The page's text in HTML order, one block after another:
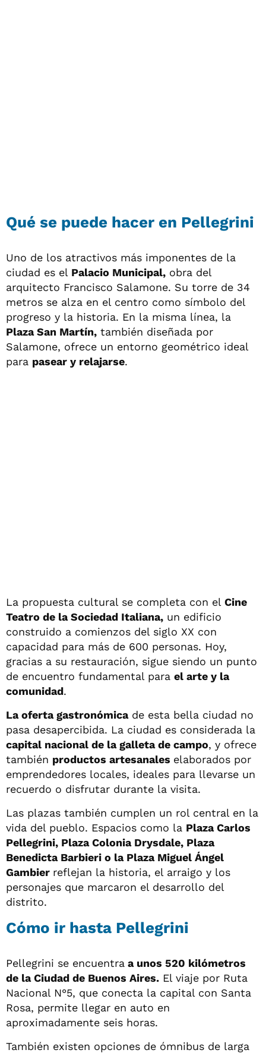
Qué se puede hacer en Pellegrini
Uno de los atractivos más imponentes de la
ciudad es el Palacio Municipal, obra del
arquitecto Francisco Salamone. Su torre de 34
metros se alza en el centro como símbolo del
progreso y la historia. En la misma línea, la
Plaza San Martín, también diseñada por
Salamone, ofrece un entorno geométrico ideal
para pasear y relajarse.
La propuesta cultural se completa con el Cine
Teatro de la Sociedad Italiana, un edificio
construido a comienzos del siglo XX con
capacidad para más de 600 personas. Hoy,
gracias a su restauración, sigue siendo un punto
de encuentro fundamental para el arte y la
comunidad.
La oferta gastronómicade esta bella ciudad no
pasa desapercibida. La ciudad es considerada la
capital nacional de la galleta de campo, y ofrece
también productos artesanales elaborados por
emprendedores locales, ideales para llevarse un
recuerdo o disfrutar durante la visita.
Las plazas también cumplen un rol central en la
vida del pueblo. Espacios como la Plaza Carlos
Pellegrini, Plaza Colonia Drysdale, Plaza
Benedicta Barbieri o la Plaza Miguel Ángel
Gambier reflejan la historia, el arraigo y los
personajes que marcaron el desarrollo del
distrito.
Cómo ir hasta Pellegrini
Pellegrini se encuentra a unos 520 kilómetros
de la Ciudad de Buenos Aires. El viaje por Ruta
Nacional N°5, que conecta la capital con Santa
Rosa, permite llegar en auto en
aproximadamente seis horas.
También existen opciones de ómnibus de larga